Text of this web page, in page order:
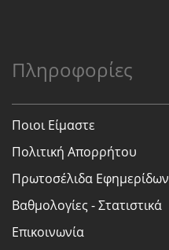
Πληροφορίες
Ποιοι Είμαστε
Πολιτική Απορρήτου
Πρωτοσέλιδα Εφημερίδων
Βαθμολογίες - Στατιστικά
Επικοινωνία